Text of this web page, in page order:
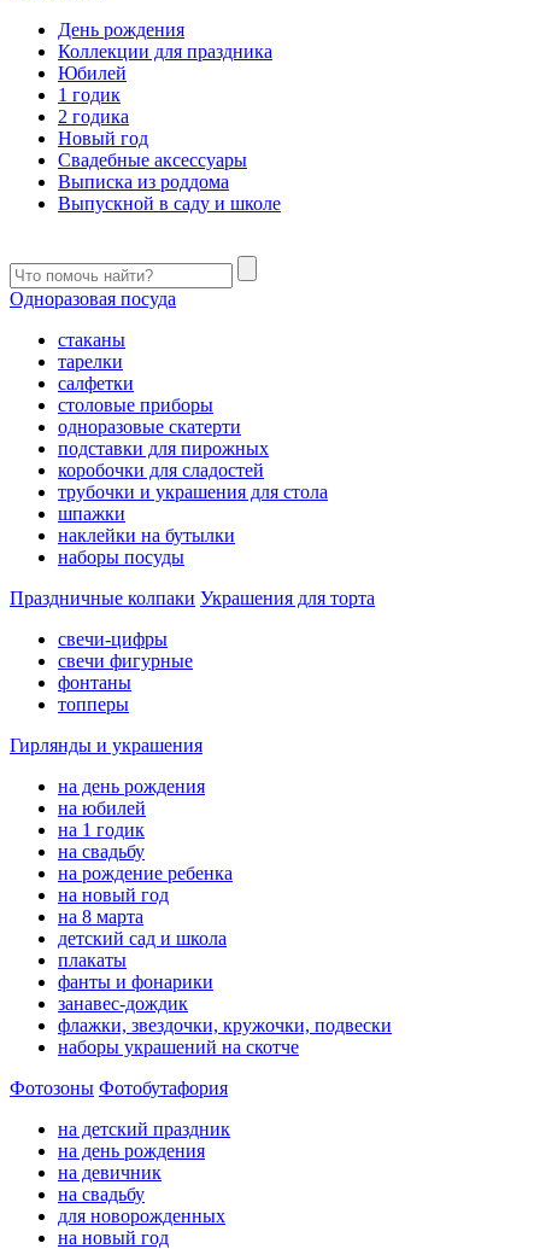
День рождения
Коллекции для праздника
Юбилей
1 годик
2 годика
Новый год
Свадебные аксессуары
Выписка из роддома
Выпускной в саду и школе
Одноразовая посуда
стаканы
тарелки
салфетки
столовые приборы
одноразовые скатерти
подставки для пирожных
коробочки для сладостей
трубочки и украшения для стола
шпажки
наклейки на бутылки
наборы посуды
Праздничные колпаки Украшения для торта
свечи-цифры
свечи фигурные
фонтаны
топперы
Гирлянды и украшения
на день рождения
на юбилей
на 1 годик
на свадьбу
на рождение ребенка
на новый год
на 8 марта
детский сад и школа
плакаты
фанты и фонарики
занавес-дождик
флажки, звездочки, кружочки, подвески
наборы украшений на скотче
Фотозоны Фотобутафория
на детский праздник
на день рождения
на девичник
на свадьбу
для новорожденных
на новый год